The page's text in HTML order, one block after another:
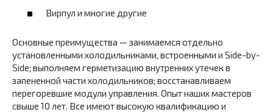
Вирпул и многие другие
Основные преимущества — занимаемся отдельно
установленными холодильниками, встроенными и Side-by-
Side; выполняем герметизацию внутренних утечек в
запененной части холодильников; восстанавливаем
перегоревшие модули управления. Опыт наших мастеров
свыше 10 лет. Все имеют высокую квалификацию и